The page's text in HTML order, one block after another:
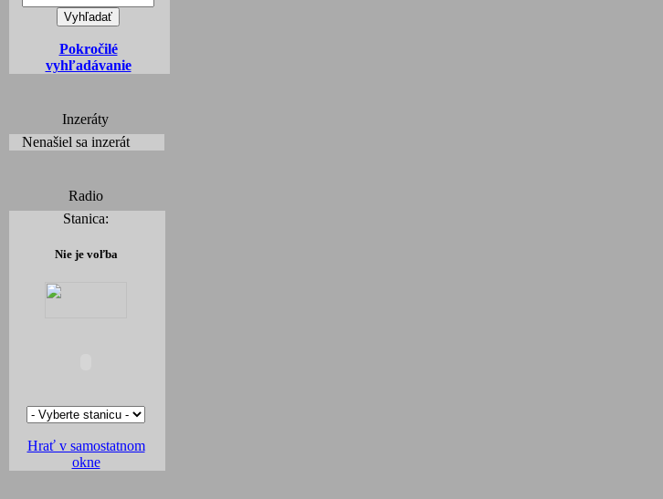
Pokročilé
vyhľadávanie
Inzeráty
Nenašiel sa inzerát
Radio
Stanica:
Nie je voľba
Hrať v samostatnom
okne